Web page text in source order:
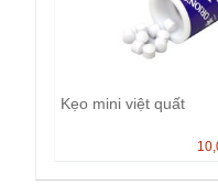
Kẹo mini việt quất